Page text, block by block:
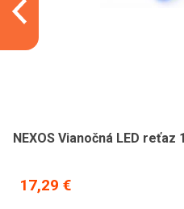
NEXOS Vianočná LED
17,29 €